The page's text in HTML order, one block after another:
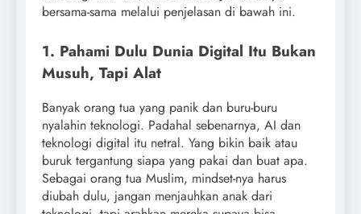
bersama-sama melalui penjelasan di bawah ini.
1. Pahami Dulu Dunia Digital Itu Bukan
Musuh, Tapi Alat
Banyak orang tua yang panik dan buru-buru
nyalahin teknologi. Padahal sebenarnya, AI dan
teknologi digital itu netral. Yang bikin baik atau
buruk tergantung siapa yang pakai dan buat apa.
Sebagai orang tua Muslim, mindset-nya harus
diubah dulu, jangan menjauhkan anak dari